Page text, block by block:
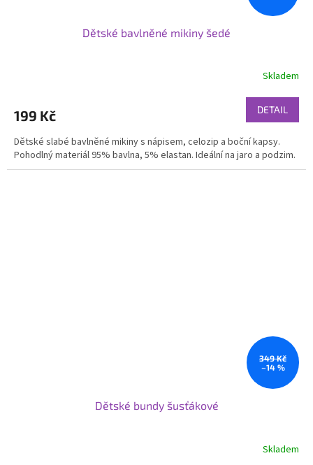
Dětské bavlněné mikiny šedé
Skladem
199 Kč DETAIL
Dětské slabé bavlněné mikiny s nápisem, celozip a boční kapsy.
Pohodlný materiál 95% bavlna, 5% elastan. Ideální na jaro a podzim.
349 Kč
–14 %
Dětské bundy šusťákové
Skladem